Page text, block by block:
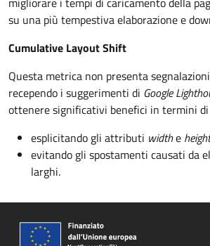
su una più tempestiva elaborazione e
Cumulative Layout Shift
Questa metrica non presenta
recependo i suggerimenti di Google
ottenere significativi benefici in termini
esplicitando gli attributi widthe height
evitando gli spostamenti causati da
larghi.